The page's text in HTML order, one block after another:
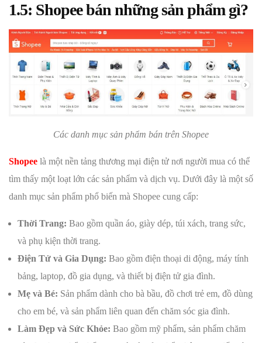
1.5: Shopee bán những sản phẩm gì?
Các danh mục sản phẩm bán trên Shopee
Shopee là một nền tảng thương mại điện tử nơi người mua có thể
tìm thấy một loạt lớn các sản phẩm và dịch vụ. Dưới đây là một số
danh mục sản phẩm phổ biến mà Shopee cung cấp:
Thời Trang: Bao gồm quần áo, giày dép, túi xách, trang sức,
và phụ kiện thời trang.
Điện Tử và Gia Dụng: Bao gồm điện thoại di động, máy tính
bảng, laptop, đồ gia dụng, và thiết bị điện tử gia đình.
Mẹ và Bé: Sản phẩm dành cho bà bầu, đồ chơi trẻ em, đồ dùng
cho em bé, và sản phẩm liên quan đến chăm sóc gia đình.
Làm Đẹp và Sức Khỏe: Bao gồm mỹ phẩm, sản phẩm chăm